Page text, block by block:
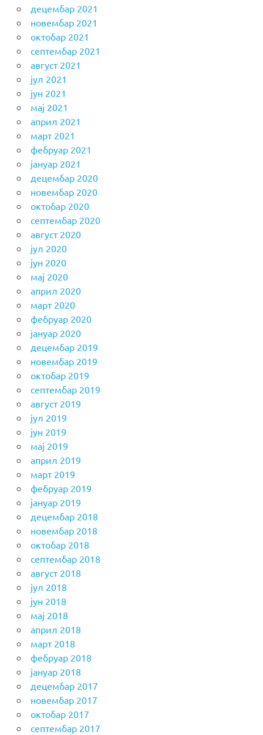
децембар 2021
новембар 2021
октобар 2021
септембар 2021
август 2021
јул 2021
јун 2021
мај 2021
април 2021
март 2021
фебруар 2021
јануар 2021
децембар 2020
новембар 2020
октобар 2020
септембар 2020
август 2020
јул 2020
јун 2020
мај 2020
април 2020
март 2020
фебруар 2020
јануар 2020
децембар 2019
новембар 2019
октобар 2019
септембар 2019
август 2019
јул 2019
јун 2019
мај 2019
април 2019
март 2019
фебруар 2019
јануар 2019
децембар 2018
новембар 2018
октобар 2018
септембар 2018
август 2018
јул 2018
јун 2018
мај 2018
април 2018
март 2018
фебруар 2018
јануар 2018
децембар 2017
новембар 2017
октобар 2017
септембар 2017